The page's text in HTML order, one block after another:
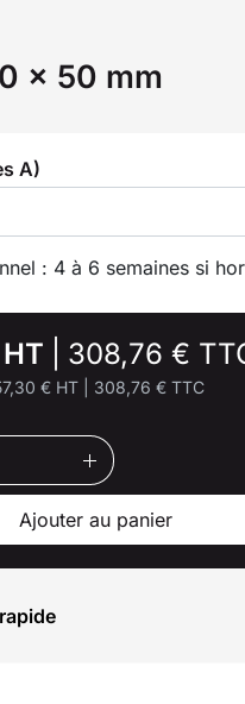
x 50 mm
A)
: 4 à 6 semaines si
308,76 €
€ HT 308,76 € TTC
Ajouter au panier
rapide